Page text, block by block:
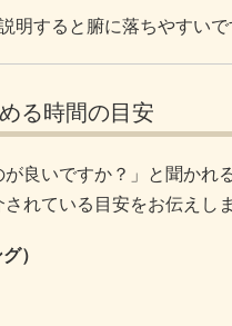
明すると腑に落ちやすいで
る時間の目安
が良いですか？」と聞かれ
れている目安をお伝えしま
）